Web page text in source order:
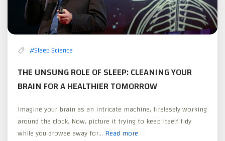
#Sleep Science
THE UNSUNG ROLE OF SLEEP: CLEANING YOUR
BRAIN FOR A HEALTHIER TOMORROW
Imagine your brain as an intricate machine, tirelessly working
around the clock. Now, picture it trying to keep itself tidy
while you drowse away for... Read more